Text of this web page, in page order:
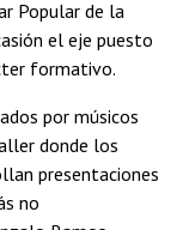
Popular de la
el eje puesto
formativo.
por músicos
donde los
presentaciones
no